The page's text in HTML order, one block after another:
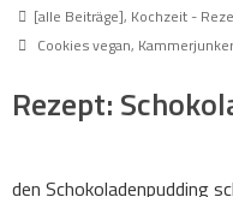
[alle Beiträge], Kochzeit -
Cookies vegan,
Rezept:
den Schokoladenpudding